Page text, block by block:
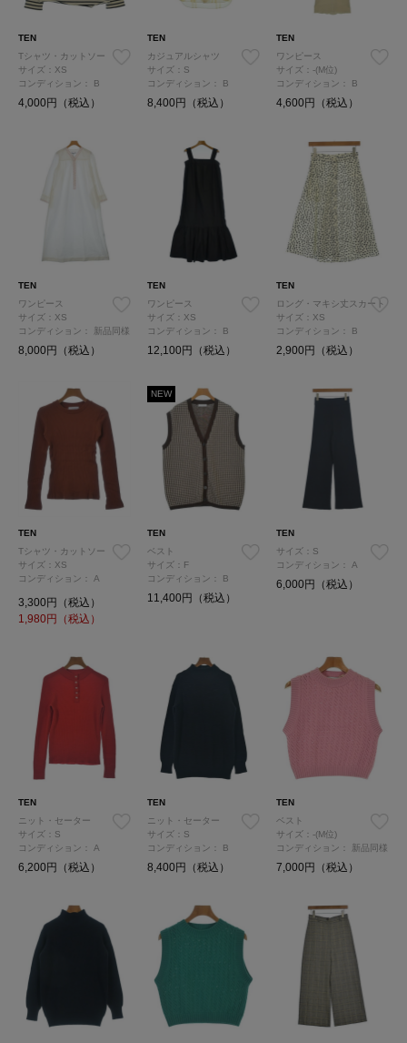
TEN
Tシャツ・カットソー
サイズ：XS
コンディション： B
4,000円（税込）
TEN
カジュアルシャツ
サイズ：S
コンディション：
B
8,400円（税込）
TEN
ワンピース
サイズ：-(M位)
コンディション：
B
4,600円（税込）
TEN
ワンピース
サイズ：XS
コンディション：
新品同様
8,000円（税込）
TEN
ワンピース
サイズ：XS
コンディション：
B
12,100円（税込）
TEN
ロング・マキシ丈スカート
サイズ：XS
コンディション：
B
2,900円（税込）
TEN
Tシャツ・カットソー
サイズ：XS
コンディション： A
3,300円（税込）
1,980円（税込）
NEW
TEN
ベスト
サイズ：F
コンディション：
B
11,400円（税込）
TEN
サイズ：S
コンディション： A
6,000円（税込）
TEN
ニット・セーター
サイズ：S
コンディション： A
6,200円（税込）
TEN
ニット・セーター
サイズ：S
コンディション：
B
8,400円（税込）
TEN
ベスト
サイズ：-(M位)
コンディション：
新品同様
7,000円（税込）